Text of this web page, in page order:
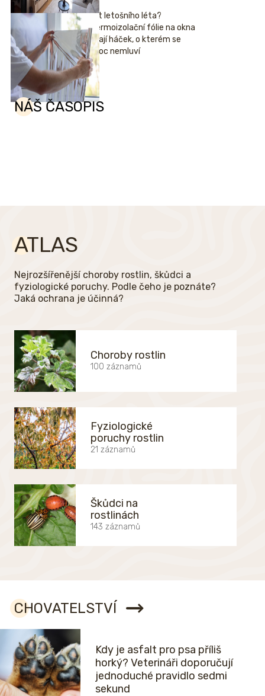
Hit letošního léta?
Termoizolační fólie na okna
mají háček, o kterém se
moc nemluví
NÁŠ ČASOPIS
ATLAS
Nejrozšířenější choroby rostlin, škůdci a
fyziologické poruchy. Podle čeho je poznáte?
Jaká ochrana je účinná?
Choroby rostlin
100 záznamů
Fyziologické
poruchy rostlin
21 záznamů
Škůdci na
rostlinách
143 záznamů
CHOVATELSTVÍ
Kdy je asfalt pro psa příliš
horký? Veterináři doporučují
jednoduché pravidlo sedmi
sekund